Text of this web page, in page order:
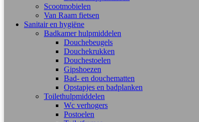
Scootmobielen
Van Raam fietsen
Sanitair en hygiëne
Badkamer hulpmiddelen
Douchebeugels
Douchekrukken
Douchestoelen
Gipshoezen
Bad- en douchematten
Opstapjes en badplanken
Toilethulpmiddelen
Wc verhogers
Postoelen